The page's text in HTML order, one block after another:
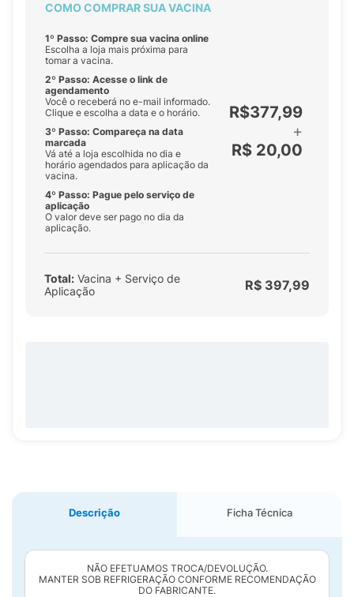
COMO COMPRAR SUA VACINA
1º Passo: Compre sua vacina online
Escolha a loja mais próxima para
tomar a vacina.
2º Passo: Acesse o link de
agendamento
Você o receberá no e-mail informado.
Clique e escolha a data e o horário.
3º Passo: Compareça na data
marcada
Vá até a loja escolhida no dia e
horário agendados para aplicação da
vacina.
4º Passo: Pague pelo serviço de
aplicação
O valor deve ser pago no dia da
aplicação.
R$377,99
+
R$ 20,00
Total: Vacina + Serviço de
Aplicação
R$ 397,99
Descrição Ficha Técnica
NÃO EFETUAMOS TROCA/DEVOLUÇÃO.
MANTER SOB REFRIGERAÇÃO CONFORME RECOMENDAÇÃO
DO FABRICANTE.